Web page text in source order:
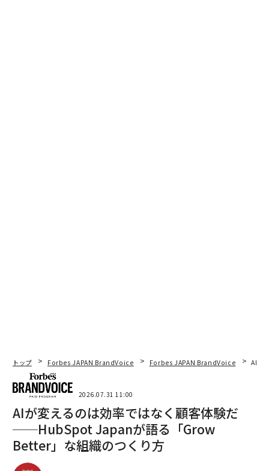
トップ Forbes JAPAN BrandVoice Forbes JAPAN BrandVoice AIが
2026.07.31 11:00
AIが変えるのは効率ではなく顧客体験だ
──HubSpot Japanが語る「Grow
Better」な組織のつくり方